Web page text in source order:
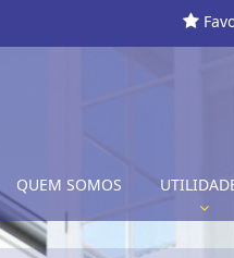
QUEM SOMOS